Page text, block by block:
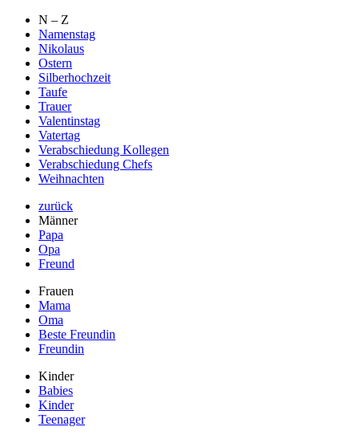
N – Z
Namenstag
Nikolaus
Ostern
Silberhochzeit
Taufe
Trauer
Valentinstag
Vatertag
Verabschiedung Kollegen
Verabschiedung Chefs
Weihnachten
zurück
Männer
Papa
Opa
Freund
Frauen
Mama
Oma
Beste Freundin
Freundin
Kinder
Babies
Kinder
Teenager